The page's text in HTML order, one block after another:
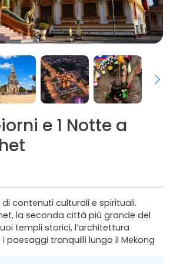
e 1 Notte a
contenuti culturali e spirituali.
la seconda città più grande del
templi storici, l’architettura
paesaggi tranquilli lungo il Mekong